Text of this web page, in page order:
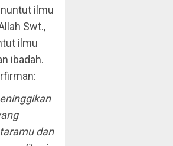
ilmu
Swt.,
ilmu
ibadah.
dan